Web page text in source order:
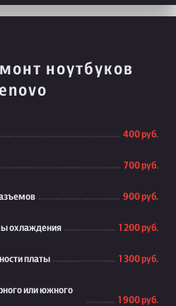
ноутбуков
400 руб.
700 руб.
900 руб.
охлаждения 1 200 руб.
платы 1 300 руб.
или южного
1 900 руб.